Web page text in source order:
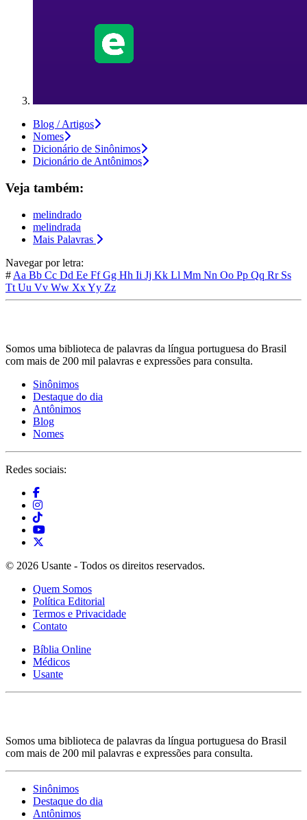
Blog / Artigos
Nomes
Dicionário de Sinônimos
Dicionário de Antônimos
Veja também:
melindrado
melindrada
Mais Palavras
Navegar por letra:
# Aa Bb Cc Dd Ee FfGg Hh Ii Jj Kk Ll Mm Nn Oo Pp Qq Rr Ss
Tt Uu Vv Ww XxYy Zz
Somos uma biblioteca de palavras da língua portuguesa do Brasil
com mais de 200 mil palavras e expressões para consulta.
Sinônimos
Destaque do dia
Antônimos
Blog
Nomes
Redes sociais:
© 2026 Usante - Todos os direitos reservados.
Quem Somos
Política Editorial
Termos e Privacidade
Contato
Bíblia Online
Médicos
Usante
Somos uma biblioteca de palavras da língua portuguesa do Brasil
com mais de 200 mil palavras e expressões para consulta.
Sinônimos
Destaque do dia
Antônimos